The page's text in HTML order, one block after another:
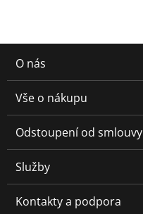
O nás
Vše o nákupu
Odstoupení od smlouvy
Služby
Kontakty a podpora